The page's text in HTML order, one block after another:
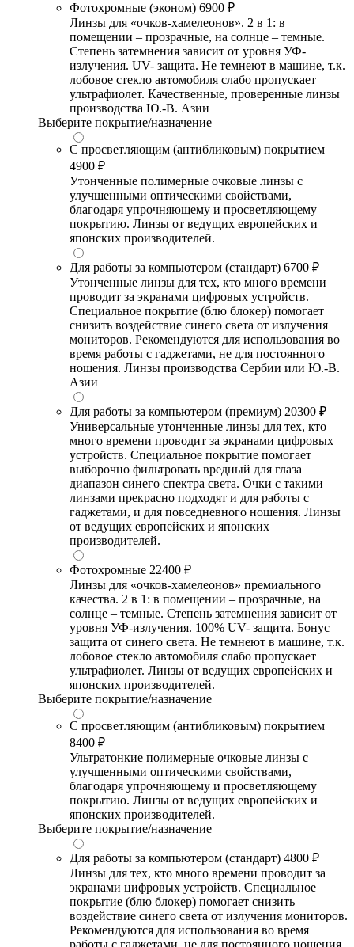
Фотохромные (эконом) 6900 ₽
Линзы для «очков-хамелеонов». 2 в 1: в
помещении – прозрачные, на солнце – темные.
Степень затемнения зависит от уровня УФ-
излучения. UV- защита. Не темнеют в машине, т.к.
лобовое стекло автомобиля слабо пропускает
ультрафиолет. Качественные, проверенные линзы
производства Ю.-В. Азии
Выберите покрытие/назначение
С просветляющим (антибликовым) покрытием
4900 ₽
Утонченные полимерные очковые линзы с
улучшенными оптическими свойствами,
благодаря упрочняющему и просветляющему
покрытию. Линзы от ведущих европейских и
японских производителей.
Для работы за компьютером (стандарт) 6700 ₽
Утонченные линзы для тех, кто много времени
проводит за экранами цифровых устройств.
Специальное покрытие (блю блокер) помогает
снизить воздействие синего света от излучения
мониторов. Рекомендуются для использования во
время работы с гаджетами, не для постоянного
ношения. Линзы производства Сербии или Ю.-В.
Азии
Для работы за компьютером (премиум) 20300 ₽
Универсальные утонченные линзы для тех, кто
много времени проводит за экранами цифровых
устройств. Специальное покрытие помогает
выборочно фильтровать вредный для глаза
диапазон синего спектра света. Очки с такими
линзами прекрасно подходят и для работы с
гаджетами, и для повседневного ношения. Линзы
от ведущих европейских и японских
производителей.
Фотохромные 22400 ₽
Линзы для «очков-хамелеонов» премиального
качества. 2 в 1: в помещении – прозрачные, на
солнце – темные. Степень затемнения зависит от
уровня УФ-излучения. 100% UV- защита. Бонус –
защита от синего света. Не темнеют в машине, т.к.
лобовое стекло автомобиля слабо пропускает
ультрафиолет. Линзы от ведущих европейских и
японских производителей.
Выберите покрытие/назначение
С просветляющим (антибликовым) покрытием
8400 ₽
Ультратонкие полимерные очковые линзы с
улучшенными оптическими свойствами,
благодаря упрочняющему и просветляющему
покрытию. Линзы от ведущих европейских и
японских производителей.
Выберите покрытие/назначение
Для работы за компьютером (стандарт) 4800 ₽
Линзы для тех, кто много времени проводит за
экранами цифровых устройств. Специальное
покрытие (блю блокер) помогает снизить
воздействие синего света от излучения мониторов.
Рекомендуются для использования во время